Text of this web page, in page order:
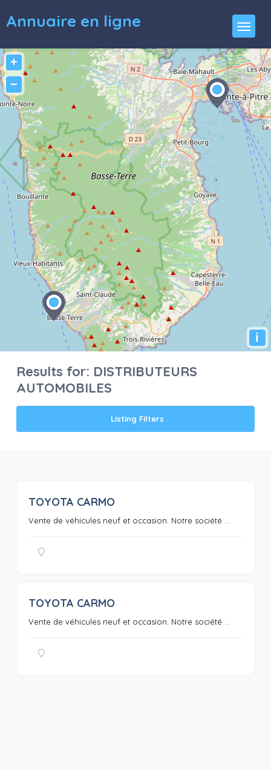
Annuaire en ligne
+
−
i
Results for: DISTRIBUTEURS
AUTOMOBILES
Listing Filters
TOYOTA CARMO
Vente de véhicules neuf et occasion. Notre société ...
TOYOTA CARMO
Vente de véhicules neuf et occasion. Notre société ...